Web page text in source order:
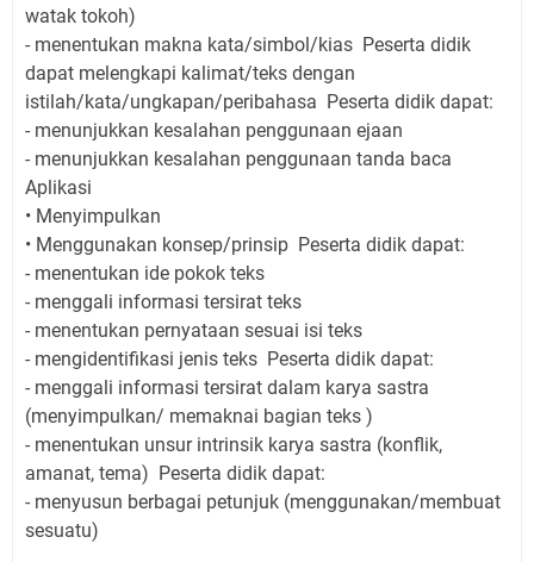
watak tokoh)
- menentukan makna kata/simbol/kias Peserta didik
dapat melengkapi kalimat/teks dengan
istilah/kata/ungkapan/peribahasa Peserta didik dapat:
- menunjukkan kesalahan penggunaan ejaan
- menunjukkan kesalahan penggunaan tanda baca
Aplikasi
• Menyimpulkan
• Menggunakan konsep/prinsip Peserta didik dapat:
- menentukan ide pokok teks
- menggali informasi tersirat teks
- menentukan pernyataan sesuai isi teks
- mengidentifikasi jenis teks Peserta didik dapat:
- menggali informasi tersirat dalam karya sastra
(menyimpulkan/ memaknai bagian teks )
- menentukan unsur intrinsik karya sastra (konflik,
amanat, tema) Peserta didik dapat:
- menyusun berbagai petunjuk (menggunakan/membuat
sesuatu)